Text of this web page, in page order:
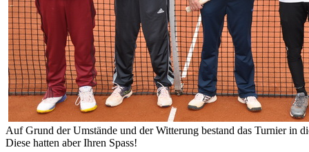
Auf Grund der Umstände und der Witterung bestand das Turnier in
Diese hatten aber Ihren Spass!